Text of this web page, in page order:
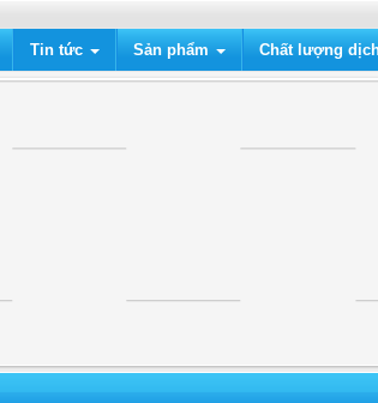
Tin tức Sản phẩm Chất lượng